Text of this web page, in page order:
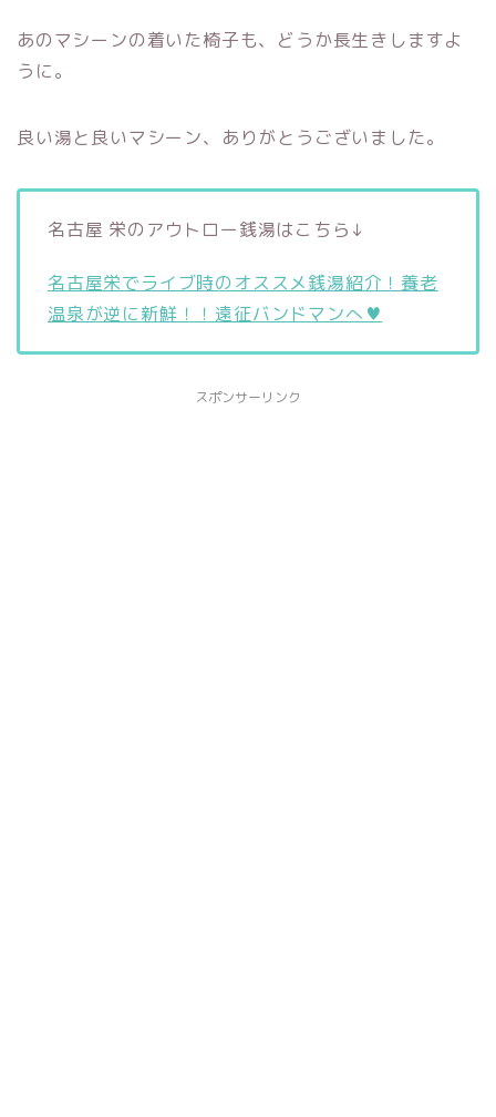
あのマシーンの着いた椅子も、どうか長生きしますよ
うに。
良い湯と良いマシーン、ありがとうございました。
名古屋 栄のアウトロー銭湯はこちら↓
名古屋栄でライブ時のオススメ銭湯紹介！養老
温泉が逆に新鮮！！遠征バンドマンへ♥
スポンサーリンク